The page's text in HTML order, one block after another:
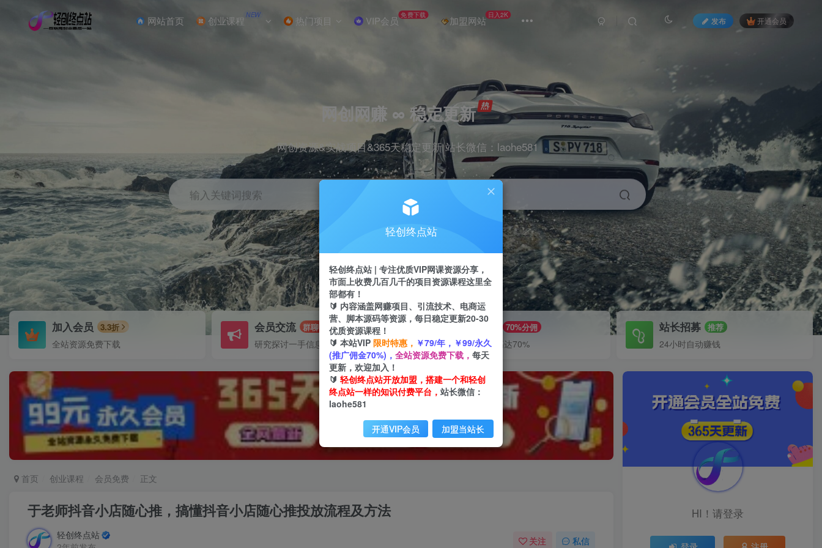
网站首页 创业课程 NEW 热门项目 VIP会员 免费下载 加盟网站 日入2K
发布 开通会员
网创网赚 ∞ 稳定更新
网创资源&实战项目&365天稳定更新 站长微信：laohe581
输入关键词搜索
剪辑 引流 带货
加入会员 3.3折
全站资源免费下载
会员交流 群聊
研究探讨一手信息差
推广赚钱 70%分佣
推广返佣高达70%
站长招募 推荐
24小时自动赚钱
首页 创业课程 会员免费 正文
于老师抖音小店随心推，搞懂抖音小店随心推投放流程及方法
轻创终点站
关注 私信
HI！请登录
轻创终点站
轻创终点站 | 专注优质VIP网课资源分享，
市面上收费几百几千的项目资源课程这里全
部都有！
🔰 内容涵盖网赚项目、引流技术、电商运
营、脚本源码等资源，每日稳定更新20-30
优质资源课程！
🔰 本站VIP 限时特惠， ￥79/年，￥99/永久
(推广佣金70%)， 全站资源免费下载， 每天
更新，欢迎加入！
🔰 轻创终点站开放加盟，搭建一个和轻创
终点站一样的知识付费平台， 站长微信：
laohe581
开通VIP会员 加盟当站长